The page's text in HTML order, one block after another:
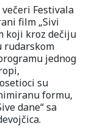
Festivala
film „Sivi
koji kroz dečiju
rudarskom
jednog
su
formu,
dane“ sa